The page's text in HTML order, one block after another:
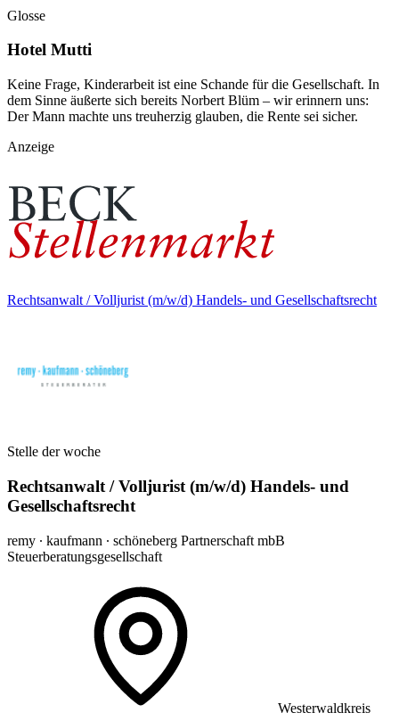
Glosse
Hotel Mutti
Keine Frage, Kinderarbeit ist eine Schande für die Gesellschaft. In
dem Sinne äußerte sich bereits Norbert Blüm – wir erinnern uns:
Der Mann machte uns treuherzig glauben, die Rente sei sicher.
Anzeige
Rechtsanwalt / Volljurist (m/w/d) Handels- und Gesellschaftsrecht
Stelle der woche
Rechtsanwalt / Volljurist (m/w/d) Handels- und
Gesellschaftsrecht
remy ∙ kaufmann ∙ schöneberg Partnerschaft mbB
Steuerberatungsgesellschaft
Westerwaldkreis